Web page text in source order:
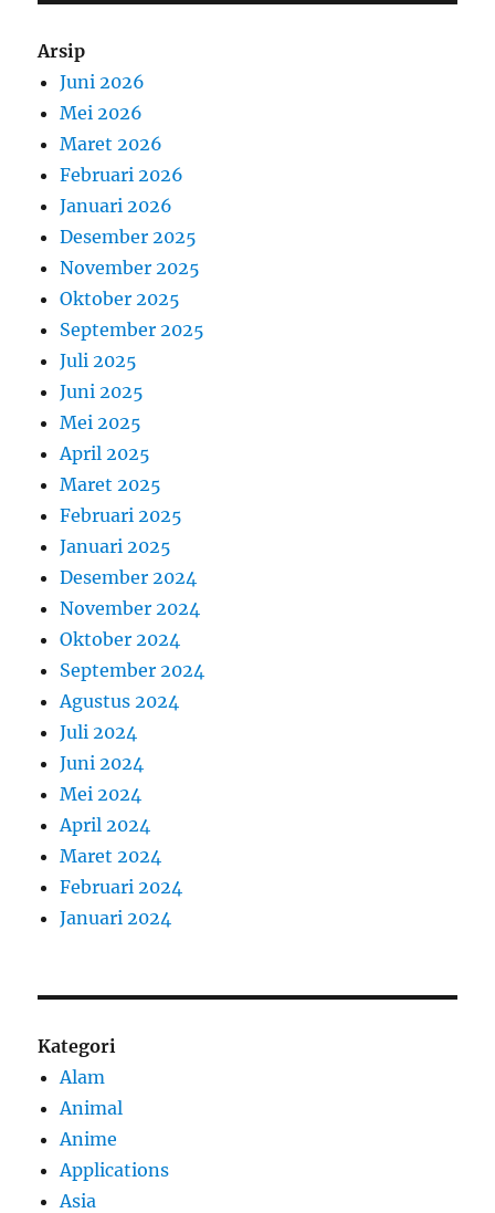
Arsip
Juni 2026
Mei 2026
Maret 2026
Februari 2026
Januari 2026
Desember 2025
November 2025
Oktober 2025
September 2025
Juli 2025
Juni 2025
Mei 2025
April 2025
Maret 2025
Februari 2025
Januari 2025
Desember 2024
November 2024
Oktober 2024
September 2024
Agustus 2024
Juli 2024
Juni 2024
Mei 2024
April 2024
Maret 2024
Februari 2024
Januari 2024
Kategori
Alam
Animal
Anime
Applications
Asia